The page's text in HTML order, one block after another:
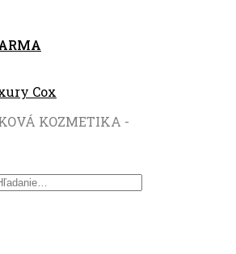
KOZMETIKA -